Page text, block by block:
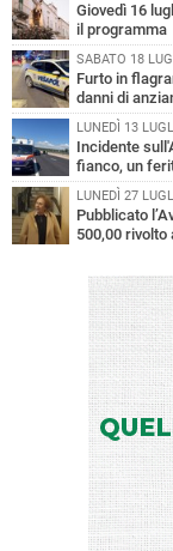
Giovedì 16
il programma
SABATO 18
Furto in
danni di
LUNEDÌ 13
Incidente
fianco, un
LUNEDÌ 27
Pubblicato
500,00